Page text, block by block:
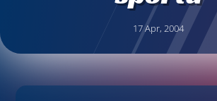
17 Apr, 2004